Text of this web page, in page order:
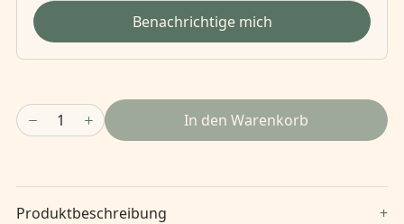
Benachrichtige mich
1 In den Warenkorb
Produktbeschreibung